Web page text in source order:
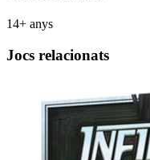
14+ anys
Jocs relacionats